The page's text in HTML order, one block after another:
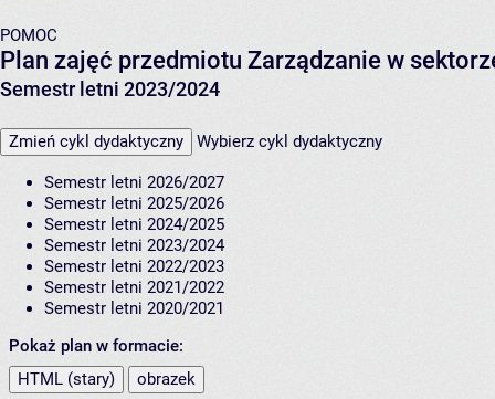
POMOC
Plan zajęć przedmiotu Zarządzanie w
Semestr letni 2023/2024
Zmień cykl dydaktyczny Wybierz cykl dydaktyczny
Semestr letni 2026/2027
Semestr letni 2025/2026
Semestr letni 2024/2025
Semestr letni 2023/2024
Semestr letni 2022/2023
Semestr letni 2021/2022
Semestr letni 2020/2021
Pokaż plan w formacie:
HTML (stary)
obrazek